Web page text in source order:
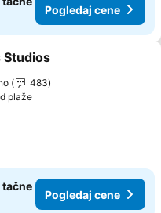
Pogledaj cene
u favorite
Studios
483
plaže
tačne
Pogledaj cene